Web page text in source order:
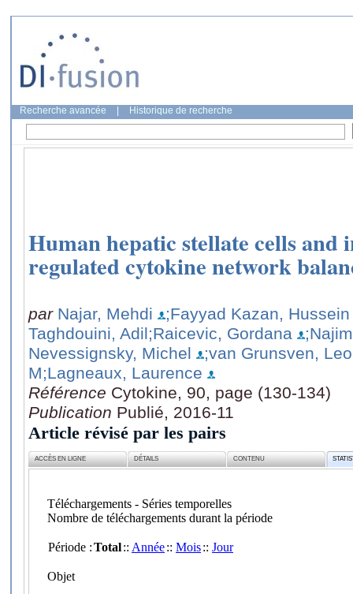
Recherche avancée Historique de recherche
Human hepatic stellate cells
regulated cytokine network
par Najar, Mehdi
;Fayyad Kazan, Hussein
Taghdouini, Adil;Raicevic, Gordana
Nevessignsky, Michel
;van Grunsven,
M;Lagneaux, Laurence
Référence Cytokine, 90, page (130-134)
Publication Publié, 2016-11
Article révisé par les pairs
ACCÈS EN LIGNE DÉTAILS CONTENU